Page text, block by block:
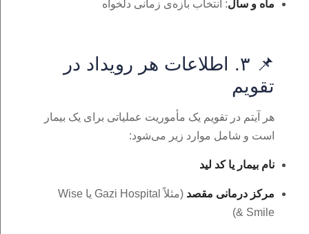
ماه و سال: انتخاب بازه‌ی زمانی دلخواه
📌 ۳. اطلاعات هر رویداد در
تقویم
هر آیتم در تقویم یک مأموریت عملیاتی برای یک بیمار
است و شامل موارد زیر می‌شود:
نام بیمار یا کد لید
مرکز درمانی مقصد
(مثلاً Gazi Hospital یا Wise
& Smile)